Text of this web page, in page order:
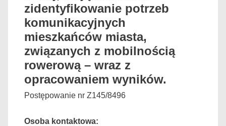
zidentyfikowanie potrzeb
komunikacyjnych
mieszkańców miasta,
związanych z mobilnością
rowerową – wraz z
opracowaniem wyników.
Postępowanie nr Z145/8496
Osoba kontaktowa: